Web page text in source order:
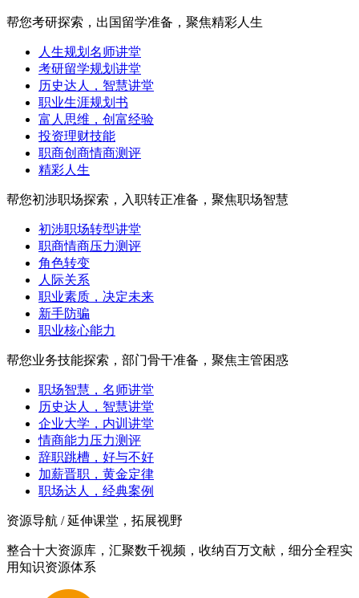
帮您考研探索，出国留学准备，聚焦精彩人生
人生规划名师讲堂
考研留学规划讲堂
历史达人，智慧讲堂
职业生涯规划书
富人思维，创富经验
投资理财技能
职商创商情商测评
精彩人生
帮您初涉职场探索，入职转正准备，聚焦职场智慧
初涉职场转型讲堂
职商情商压力测评
角色转变
人际关系
职业素质，决定未来
新手防骗
职业核心能力
帮您业务技能探索，部门骨干准备，聚焦主管困惑
职场智慧，名师讲堂
历史达人，智慧讲堂
企业大学，内训讲堂
情商能力压力测评
辞职跳槽，好与不好
加薪晋职，黄金定律
职场达人，经典案例
资源导航 / 延伸课堂，拓展视野
整合十大资源库，汇聚数千视频，收纳百万文献，细分全程实
用知识资源体系